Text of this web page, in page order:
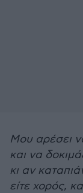
Μου αρέσει
και να
κι αν
είτε χορός,